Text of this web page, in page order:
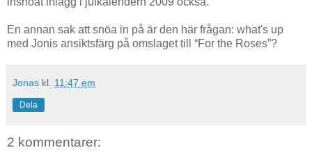
En annan sak att snöa in på är den här frågan: what's up
med Jonis ansiktsfärg på omslaget till “For the Roses”?
Jonas kl. 11:47 em
Dela
2 kommentarer: